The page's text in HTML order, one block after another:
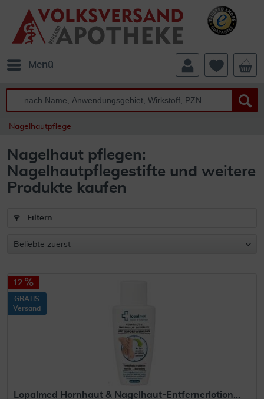
Menü
Nagelhautpflege
Nagelhaut pflegen:
Nagelhautpflegestifte und weitere
Produkte kaufen
Filtern
12
GRATIS
Versand
Lopalmed Hornhaut & Nagelhaut-Entfernerlotion...